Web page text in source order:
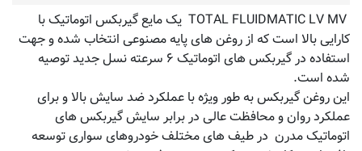
TOTAL FLUIDMATIC LV MV یک مایع گیربکس اتوماتیک با
کارایی بالا است که از روغن های پایه مصنوعی انتخاب شده و جهت
استفاده در گیربکس های اتوماتیک ۶ سرعته نسل جدید توصیه
شده است.
این روغن گیربکس به طور ویژه با عملکرد ضد سایش بالا و برای
عملکرد روان و محافظت عالی در برابر سایش گیربکس های
اتوماتیک مدرن در طیف های مختلف خودروهای سواری توسعه